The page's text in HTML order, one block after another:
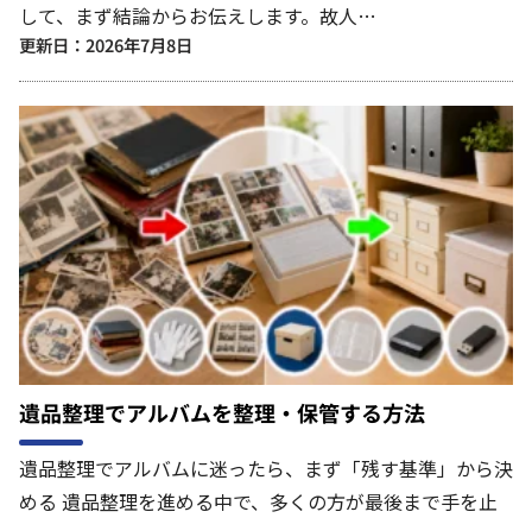
して、まず結論からお伝えします。故人…
更新日：2026年7月8日
遺品整理でアルバムを整理・保管する方法
遺品整理でアルバムに迷ったら、まず「残す基準」から決
める 遺品整理を進める中で、多くの方が最後まで手を止